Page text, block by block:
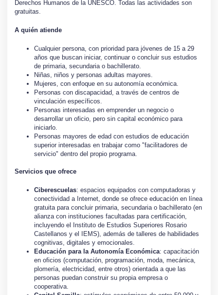
Derechos Humanos de la UNESCO. Todas las actividades son
gratuitas.
A quién atiende
Cualquier persona, con prioridad para jóvenes de 15 a 29
años que buscan iniciar, continuar o concluir sus estudios
de primaria, secundaria o bachillerato.
Niñas, niños y personas adultas mayores.
Mujeres, con enfoque en su autonomía económica.
Personas con discapacidad, a través de centros de
vinculación específicos.
Personas interesadas en emprender un negocio o
desarrollar un oficio, pero sin capital económico para
iniciarlo.
Personas mayores de edad con estudios de educación
superior interesadas en trabajar como "facilitadores de
servicio" dentro del propio programa.
Servicios que ofrece
Ciberescuelas: espacios equipados con computadoras y
conectividad a Internet, donde se ofrece educación en línea
gratuita para concluir primaria, secundaria o bachillerato (en
alianza con instituciones facultadas para certificación,
incluyendo el Instituto de Estudios Superiores Rosario
Castellanos y el IEMS), además de talleres de habilidades
cognitivas, digitales y emocionales.
Educación para la Autonomía Económica: capacitación
en oficios (computación, programación, moda, mecánica,
plomería, electricidad, entre otros) orientada a que las
personas puedan construir su propia empresa o
cooperativa.